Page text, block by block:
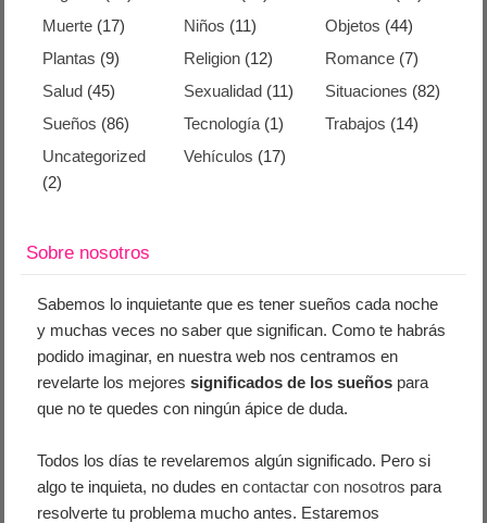
Muerte (17) Niños (11) Objetos (44)
Plantas (9) Religion (12) Romance(7)
Salud (45) Sexualidad (11) Situaciones (82)
Sueños (86) Tecnología (1) Trabajos (14)
Uncategorized
(2)
Vehículos (17)
Sobre nosotros
Sabemos lo inquietante que es tener sueños cada noche
y muchas veces no saber que significan. Como te habrás
podido imaginar, en nuestra web nos centramos en
revelarte los mejoressignificados de los sueños para
que no te quedes con ningún ápice de duda.
Todos los días te revelaremos algún significado. Pero si
algo te inquieta, no dudes encontactar con nosotros para
resolverte tu problema mucho antes. Estaremos